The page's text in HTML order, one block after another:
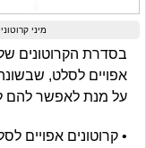
מיני
בסדרת הקרוטונים
אפויים לסלט,
על מנת לאפשר להם
• קרוטונים אפויים